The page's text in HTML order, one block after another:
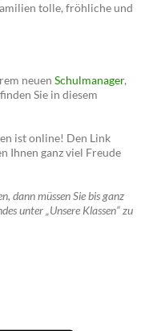
tolle, fröhliche und
neuen Schulmanager,
Sie in diesem
ist online! Den Link
Ihnen ganz viel Freude
dann müssen Sie bis ganz
unter „Unsere Klassen“ zu